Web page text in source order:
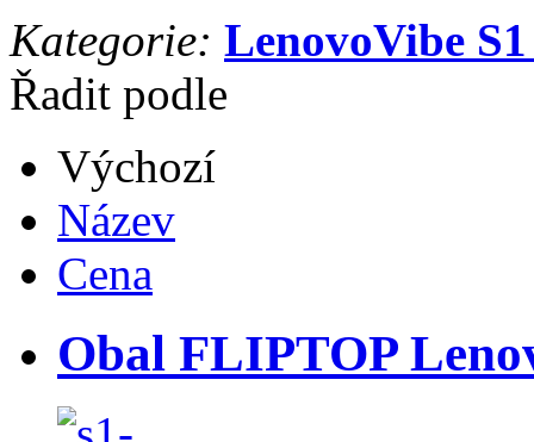
Kategorie: LenovoVibe
Řadit podle
Výchozí
Název
Cena
Obal FLIPTOP